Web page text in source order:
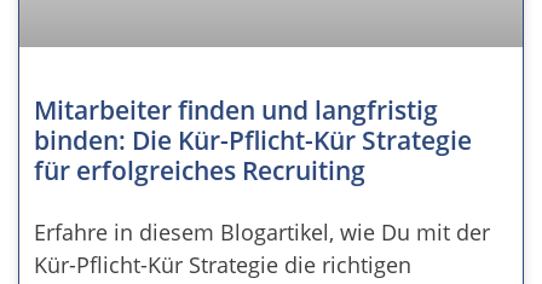
Mitarbeiter finden und langfristig
binden: Die Kür-Pflicht-Kür Strategie
für erfolgreiches Recruiting
Erfahre in diesem Blogartikel, wie Du mit der
Kür-Pflicht-Kür Strategie die richtigen